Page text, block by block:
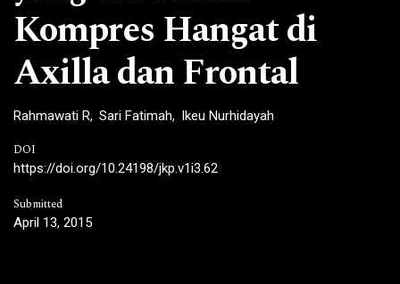
Kompres Hangat di
Axilla dan Frontal
Rahmawati R Sari Fatimah Ikeu Nurhidayah
DOI
https://doi.org/10.24198/jkp.v1i3.62
Submitted
April 13, 2015